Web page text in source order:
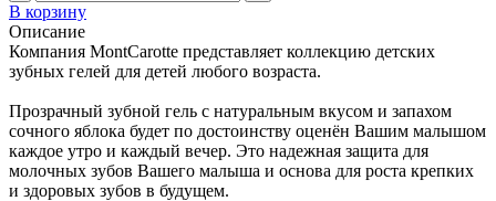
В корзину
Описание
Компания MontCarotte представляет коллекцию детских
зубных гелей для детей любого возраста.
Прозрачный зубной гель с натуральным вкусом и запахом
сочного яблока будет по достоинству оценён Вашим малышом
каждое утро и каждый вечер. Это надежная защита для
молочных зубов Вашего малыша и основа для роста крепких
и здоровых зубов в будущем.